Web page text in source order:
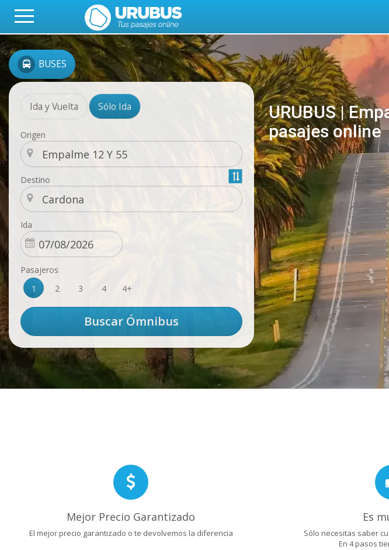
BUSES
Ida y Vuelta Sólo Ida
Origen
Destino
Ida
Pasajeros
1
2 3 4 4+
URUBUS |
pasajes online
Mejor Precio Garantizado
El mejor precio garantizado o te devolvemos la diferencia
Es
Sólo necesitas saber
En 4 pasos